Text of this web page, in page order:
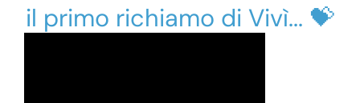
il primo richiamo di Vivì... 💝